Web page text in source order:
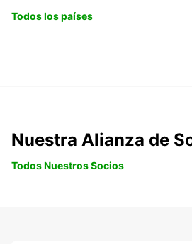
Todos los países
Nuestra Alianza de
Todos Nuestros Socios